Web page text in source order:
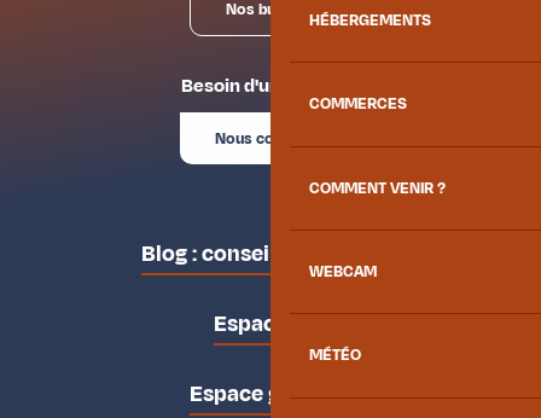
HÉBERGEMENTS
COMMERCES
COMMENT VENIR ?
WEBCAM
MÉTÉO
Nos bureaux
Besoin d'un conseil ?
Nous contacter
Blog : conseils des locaux
Espace pro
Espace groupes